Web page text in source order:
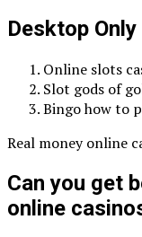
Desktop
Online slots
Slot gods of
Bingo how to
Real money online
Can you get
online